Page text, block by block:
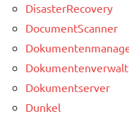
DisasterRecovery
DocumentScanner
Dokumentserver
Dunkel